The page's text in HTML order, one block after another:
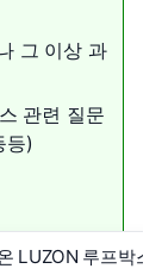
그 이상 과
관련 질문
등)
LUZON 루프박스